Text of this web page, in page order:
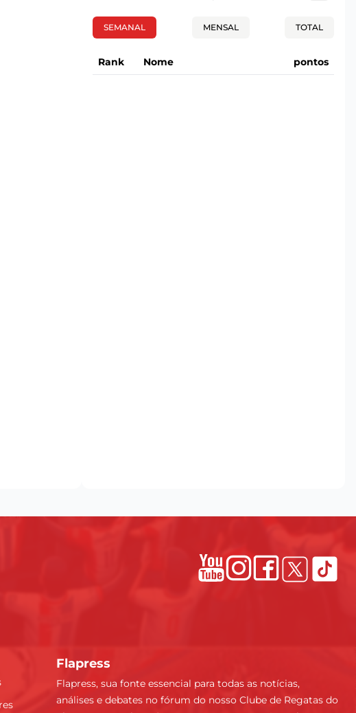
SEMANAL MENSAL TOTAL
Rank Nome pontos
Flapress
Flapress, sua fonte essencial para todas as notícias,
análises e debates no fórum do nosso Clube de Regatas do